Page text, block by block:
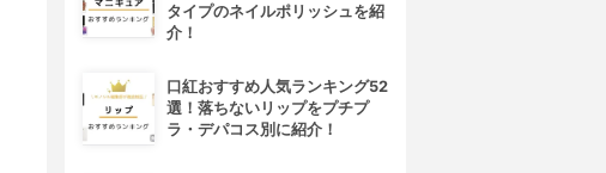
タイプのネイルポリッシュを紹
介！
口紅おすすめ人気ランキング52
選！落ちないリップをプチプ
ラ・デパコス別に紹介！